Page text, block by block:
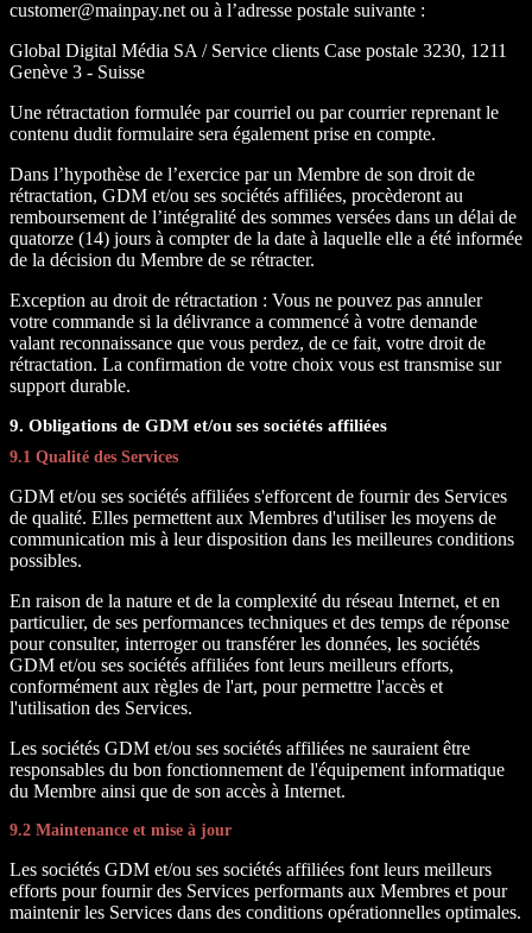
customer@mainpay.net ou à l’adresse postale suivante :
Global Digital Média SA / Service clients Case postale 3230, 1211
Genève 3 - Suisse
Une rétractation formulée par courriel ou par courrier reprenant le
contenu dudit formulaire sera également prise en compte.
Dans l’hypothèse de l’exercice par un Membre de son droit de
rétractation, GDM et/ou ses sociétés affiliées, procèderont au
remboursement de l’intégralité des sommes versées dans un délai de
quatorze (14) jours à compter de la date à laquelle elle a été informée
de la décision du Membre de se rétracter.
Exception au droit de rétractation : Vous ne pouvez pas annuler
votre commande si la délivrance a commencé à votre demande
valant reconnaissance que vous perdez, de ce fait, votre droit de
rétractation. La confirmation de votre choix vous est transmise sur
support durable.
9. Obligations de GDM et/ou ses sociétés affiliées
9.1 Qualité des Services
GDM et/ou ses sociétés affiliées s'efforcent de fournir des Services
de qualité. Elles permettent aux Membres d'utiliser les moyens de
communication mis à leur disposition dans les meilleures conditions
possibles.
En raison de la nature et de la complexité du réseau Internet, et en
particulier, de ses performances techniques et des temps de réponse
pour consulter, interroger ou transférer les données, les sociétés
GDM et/ou ses sociétés affiliées font leurs meilleurs efforts,
conformément aux règles de l'art, pour permettre l'accès et
l'utilisation des Services.
Les sociétés GDM et/ou ses sociétés affiliées ne sauraient être
responsables du bon fonctionnement de l'équipement informatique
du Membre ainsi que de son accès à Internet.
9.2 Maintenance et mise à jour
Les sociétés GDM et/ou ses sociétés affiliées font leurs meilleurs
efforts pour fournir des Services performants aux Membres et pour
maintenir les Services dans des conditions opérationnelles optimales.